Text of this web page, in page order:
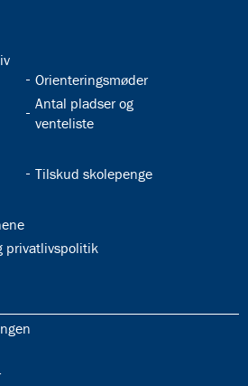
32.29:
Orienteringsmøder
32.31:
Antal pladser og
venteliste
32.34:
Tilskud skolepenge
privatlivspolitik